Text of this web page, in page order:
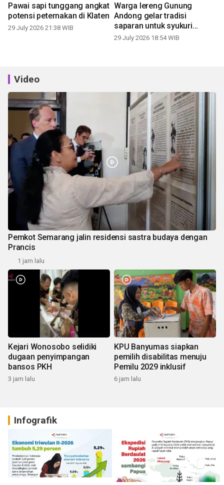
Pawai sapi tunggang angkat
potensi peternakan di Klaten
29 July 2026 21:38 WIB
Warga lereng Gunung
Andong gelar tradisi
saparan untuk syukuri
panen
29 July 2026 18:54 WIB
Video
Pemkot Semarang jalin residensi sastra budaya dengan
Prancis
1 jam lalu
Kejari Wonosobo selidiki
dugaan penyimpangan
bansos PKH
3 jam lalu
KPU Banyumas siapkan
pemilih disabilitas menuju
Pemilu 2029 inklusif
6 jam lalu
Infografik